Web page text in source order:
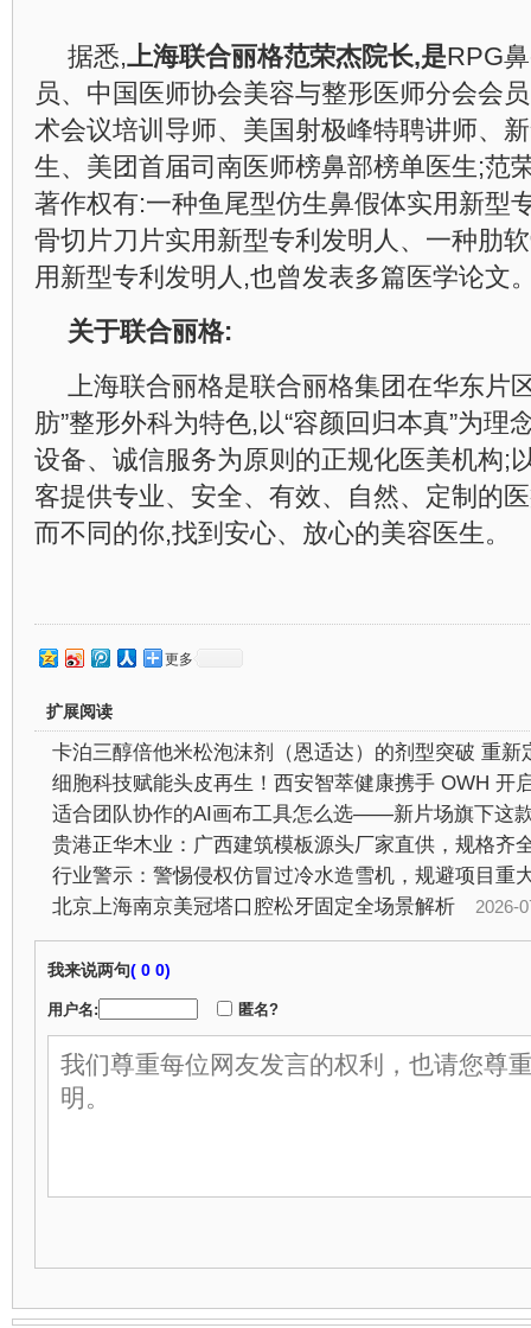
据悉,上海联合丽格范荣杰院长,是RPG
员、中国医师协会美容与整形医师分会会
术会议培训导师、美国射极峰特聘讲师、
生、美团首届司南医师榜鼻部榜单医生;范
著作权有:一种鱼尾型仿生鼻假体实用新型
骨切片刀片实用新型专利发明人、一种肋
用新型专利发明人,也曾发表多篇医学论文
关于联合丽格:
上海联合丽格是联合丽格集团在华东片
肪”整形外科为特色,以“容颜回归本真”为理
设备、诚信服务为原则的正规化医美机构;
客提供专业、安全、有效、自然、定制的
而不同的你,找到安心、放心的美容医生。
更多
扩展阅读
行业警示：警惕侵权仿冒过冷水造雪机，规避项目重
北京上海南京美冠塔口腔松牙固定全场景解析
2026-07-
我来说两句( 0 0)
用户名: 匿名?